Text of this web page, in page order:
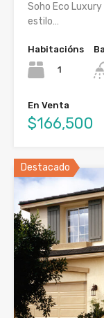
Soho Eco
estilo…
Habitacións
1
En Venta
$166,500
Destacado